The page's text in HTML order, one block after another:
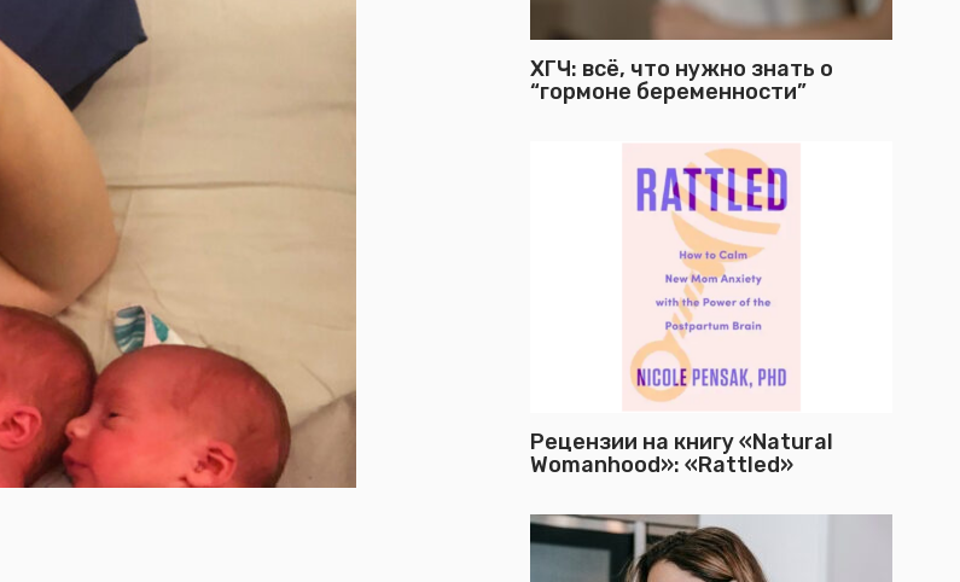
ХГЧ: всё, что нужно знать о
“гормоне беременности”
Рецензии на книгу «Natural
Womanhood»: «Rattled»